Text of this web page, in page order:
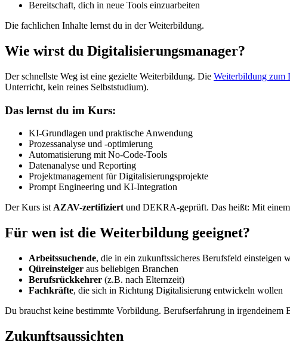
Bereitschaft, dich in neue Tools einzuarbeiten
Die fachlichen Inhalte lernst du in der Weiterbildung.
Wie wirst du Digitalisierungsmanager?
Der schnellste Weg ist eine gezielte Weiterbildung. Die Weiterbildung zum
Unterricht, kein reines Selbststudium).
Das lernst du im Kurs:
KI-Grundlagen und praktische Anwendung
Prozessanalyse und -optimierung
Automatisierung mit No-Code-Tools
Datenanalyse und Reporting
Projektmanagement für Digitalisierungsprojekte
Prompt Engineering und KI-Integration
Der Kurs ist AZAV-zertifiziert und DEKRA-geprüft. Das heißt: Mit einem
Für wen ist die Weiterbildung geeignet?
Arbeitssuchende, die in ein zukunftssicheres Berufsfeld einsteigen
Qüreinsteiger aus beliebigen Branchen
Berufsrückkehrer (z.B. nach Elternzeit)
Fachkräfte, die sich in Richtung Digitalisierung entwickeln wollen
Du brauchst keine bestimmte Vorbildung. Berufserfahrung in irgendeinem
Zukunftsaussichten